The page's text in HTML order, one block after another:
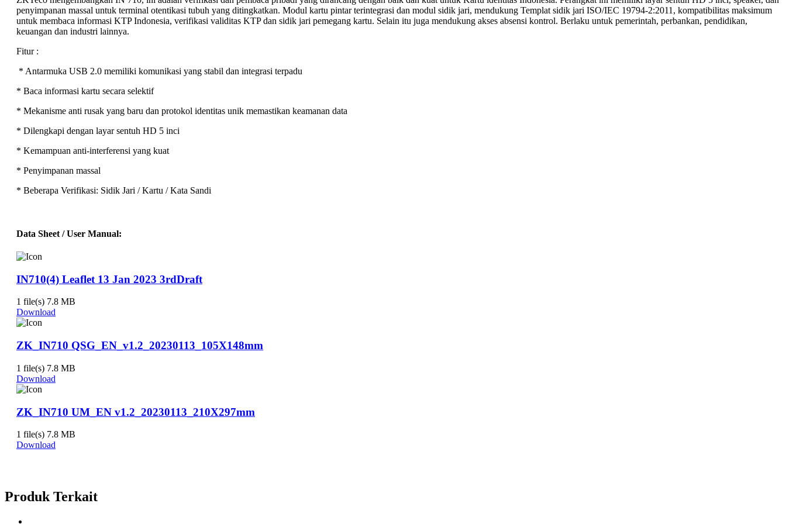
penyimpanan massal untuk terminal otentikasi tubuh yang ditingkatkan. Modul kartu pintar terintegrasi dan modul sidik jari, mendukung Templat sidik jari ISO/IEC 19794-2:2011, kompatibilitas maksimum
untuk membaca informasi KTP Indonesia, verifikasi validitas KTP dan sidik jari pemegang kartu. Selain itu juga mendukung akses absensi kontrol. Berlaku untuk pemerintah, perbankan, pendidikan,
keuangan dan industri lainnya.
Fitur :
* Antarmuka USB 2.0 memiliki komunikasi yang stabil dan integrasi terpadu
* Baca informasi kartu secara selektif
* Mekanisme anti rusak yang baru dan protokol identitas unik memastikan keamanan data
* Dilengkapi dengan layar sentuh HD 5 inci
* Kemampuan anti-interferensi yang kuat
* Penyimpanan massal
* Beberapa Verifikasi: Sidik Jari / Kartu / Kata Sandi
Data Sheet / User Manual:
IN710(4) Leaflet 13 Jan 2023 3rdDraft
1 file(s) 7.8 MB
Download
ZK_IN710 QSG_EN_v1.2_20230113_105X148mm
1 file(s) 7.8 MB
Download
ZK_IN710 UM_EN v1.2_20230113_210X297mm
1 file(s) 7.8 MB
Download
Produk Terkait